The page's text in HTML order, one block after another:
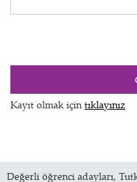
Kayıt olmak için tıklayınız
Değerli öğrenci adayları,